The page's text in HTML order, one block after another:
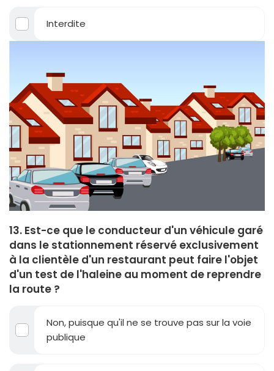
Interdite
13. Est-ce que le conducteur d'un véhicule garé
dans le stationnement réservé exclusivement
à la clientèle d'un restaurant peut faire l'objet
d'un test de l'haleine au moment de reprendre
la route ?
Non, puisque qu'il ne se trouve pas sur la voie
publique